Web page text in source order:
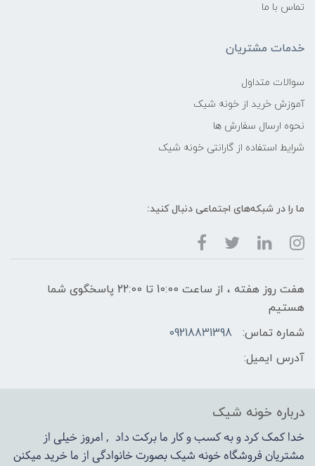
تماس با ما
خدمات مشتریان
سوالات متداول
آموزش خرید از خونه شیک
نحوه ارسال سفارش ها
شرایط استفاده از گارانتی خونه شیک
ما را در شبکه‌های اجتماعی دنبال کنید:
هفت روز هفته ، از ساعت 10:00 تا 22:00 پاسخگوی شما
هستیم
شماره تماس:
09218831398
آدرس ایمیل:
درباره خونه شیک
خدا کمک کرد و به کسب و کار ما برکت داد , امروز خیلی از
مشتریان فروشگاه خونه شیک بصورت خانوادگی از ما خرید میکنن